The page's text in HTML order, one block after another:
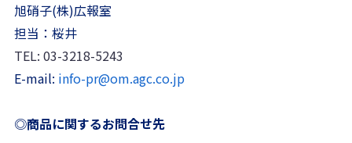
旭硝子(株)広報室
担当：桜井
TEL: 03-3218-5243
E-mail: info-pr@om.agc.co.jp
◎商品に関するお問合せ先